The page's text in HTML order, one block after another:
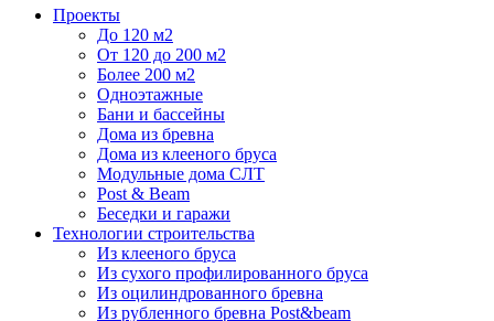
Проекты
До 120 м2
От 120 до 200 м2
Более 200 м2
Одноэтажные
Бани и бассейны
Дома из бревна
Дома из клееного бруса
Модульные дома СЛТ
Post & Beam
Беседки и гаражи
Технологии строительства
Из клееного бруса
Из сухого профилированного бруса
Из оцилиндрованного бревна
Из рубленного бревна Post&beam